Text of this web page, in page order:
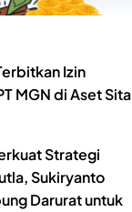
Izin
MGN di Aset Sita
Strategi
Sukiryanto
Darurat untuk